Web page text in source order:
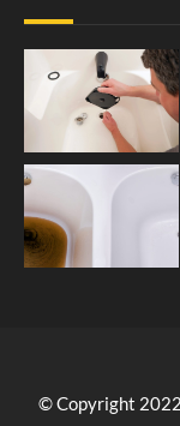
© Copyright 2022